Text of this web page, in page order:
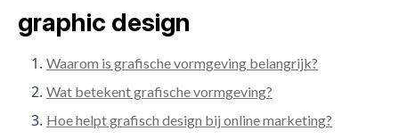
graphic design
Waarom is grafische vormgeving belangrijk?
Wat betekent grafische vormgeving?
Hoe helpt grafisch design bij online marketing?